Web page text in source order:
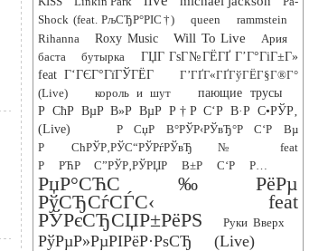
Shock (feat. РљСЂР°РІС†)
queen
rammstein
Rihanna
Roxy Music Will To Live
Ария
баста
бутырка
ГЏГ ГѕГ№ГЁГҐ Г’Г°ГіГ±Г»
feat Г‘ГЄГ°ГїГЎГЁГ­
Г’ГҐГ«ГҐГўГЁГ§Г®Г°
(Live)
король и шут
пающие трусы
Р СћР ВµР В»Р ВµР Р†Р С‘Р В·Р С•РЎР‚
(Live)
Р СџР В°РЎР‹РЎвЂ°Р С‘Р Вµ
Р СћРЎР‚РЎС“РЎРѓРЎвЂ№ feat
Р РЋР С”РЎР‚РЎРЏР В±Р С‘Р Р…
РџР°СЋС‰РёРµ
РўСЂСѓСЃС‹ feat
РЎРєСЂСЏР±РёРЅ
Руки Вверх
РўРµР»РµРІРёР·РѕСЂ (Live)